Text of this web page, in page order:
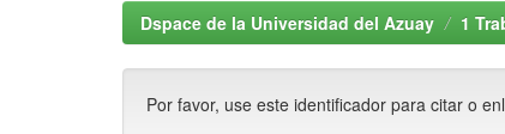
Dspace de la Universidad del Azuay 1
Por favor, use este identificador para citar o